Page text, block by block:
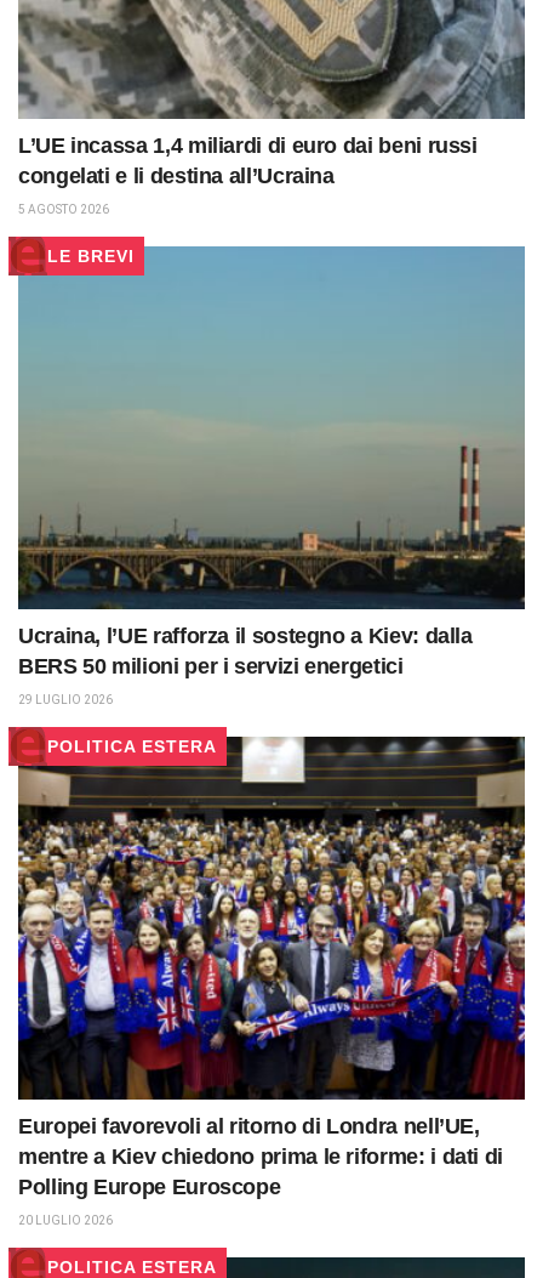
L’UE incassa 1,4 miliardi di euro dai beni russi
congelati e li destina all’Ucraina
5 AGOSTO 2026
LE BREVI
Ucraina, l’UE rafforza il sostegno a Kiev: dalla
BERS 50 milioni per i servizi energetici
29 LUGLIO 2026
POLITICA ESTERA
Europei favorevoli al ritorno di Londra nell’UE,
mentre a Kiev chiedono prima le riforme: i dati di
Polling Europe Euroscope
20 LUGLIO 2026
POLITICA ESTERA